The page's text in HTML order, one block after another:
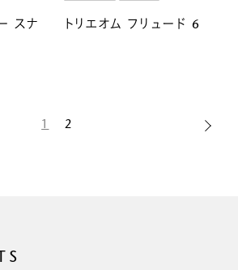
スナ
トリエオム フリュード 6
1 2